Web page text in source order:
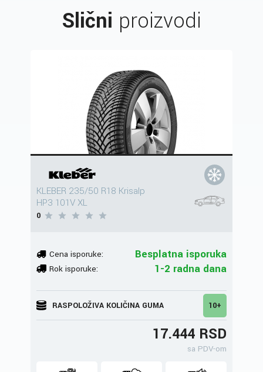
Slični proizvodi
KLEBER 235/50 R18 Krisalp
HP3 101V XL
0
Cena isporuke: Besplatna isporuka
Rok isporuke: 1-2 radna dana
RASPOLOŽIVA KOLIČINA GUMA 10+
17.444 RSD
sa PDV-om